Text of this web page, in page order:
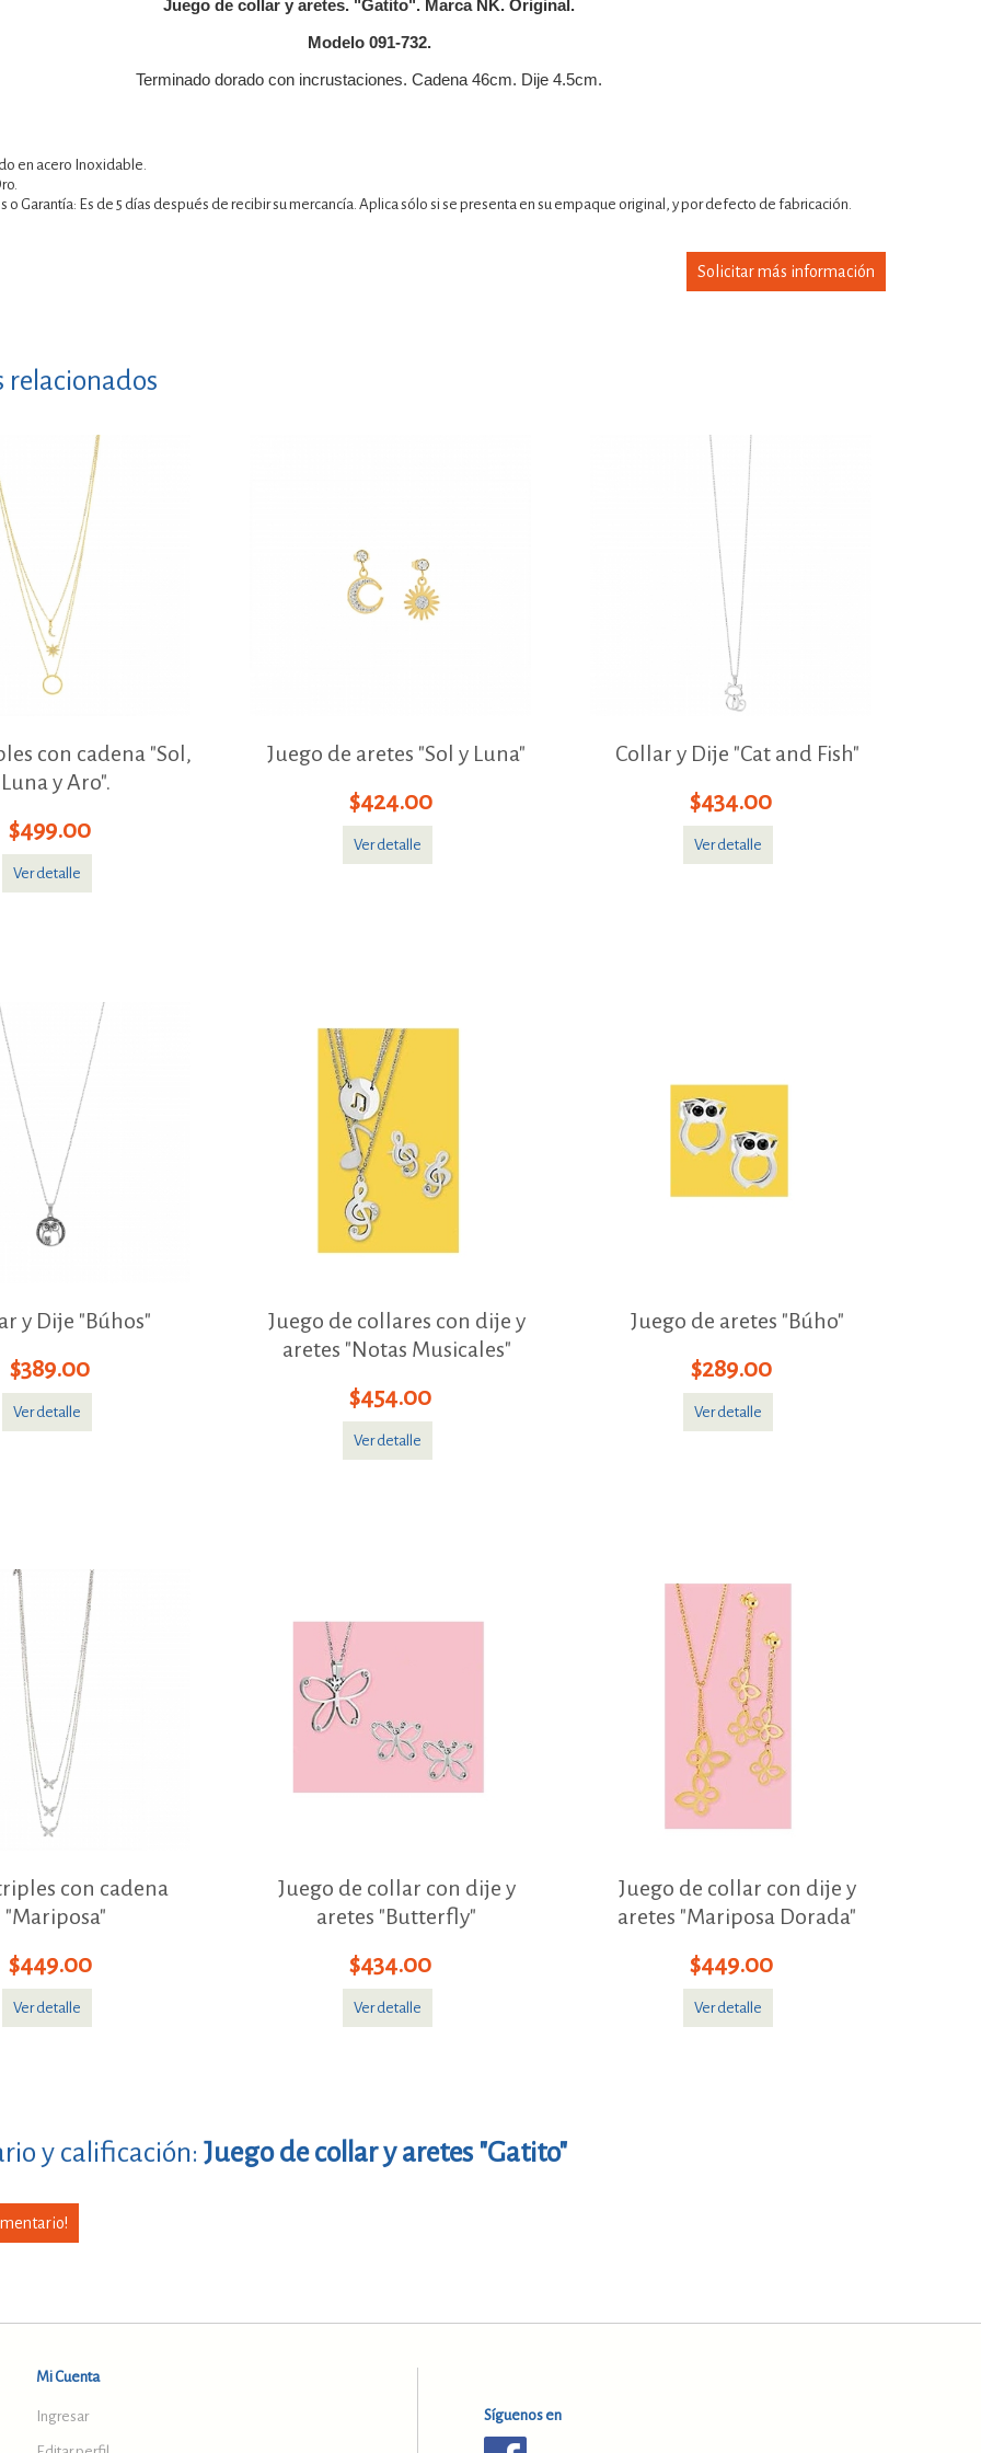
Juego de collar y aretes. "Gatito". Marca NK. Original.
Modelo 091-732.
Terminado dorado con incrustaciones. Cadena 46cm. Dije 4.5cm.
en acero Inoxidable.
o Garantía: Es de 5 días después de recibir su mercancía. Aplica sólo si se presenta en su empaque original, y por defecto de fabricación.
Solicitar más información
relacionados
con cadena "Sol,
Luna y Aro".
$499.00
Ver detalle
Juego de aretes "Sol y Luna"
$424.00
Ver detalle
Collar y Dije "Cat and Fish"
$434.00
Ver detalle
y Dije "Búhos"
$389.00
Ver detalle
Juego de collares con dije y
aretes "Notas Musicales"
$454.00
Ver detalle
Juego de aretes "Búho"
$289.00
Ver detalle
con cadena
"Mariposa"
$449.00
Ver detalle
Juego de collar con dije y
aretes "Butterfly"
$434.00
Ver detalle
Juego de collar con dije y
aretes "Mariposa Dorada"
$449.00
Ver detalle
y calificación:Juego de collar y aretes "Gatito"
Mi Cuenta
Ingresar Síguenos en